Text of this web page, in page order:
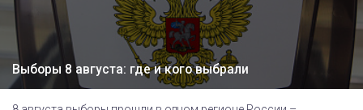
Выборы 8 августа: где и кого выбрали